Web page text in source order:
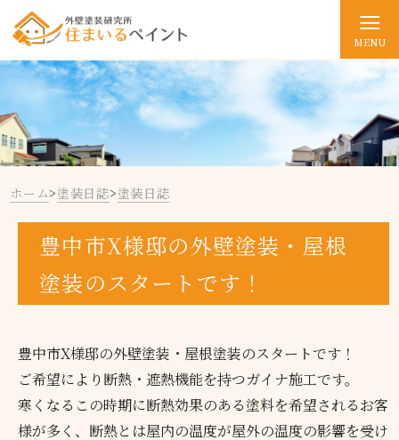
MENU
ホーム>塗装日誌>塗装日誌
豊中市X様邸の外壁塗装・屋根
塗装のスタートです！
豊中市X様邸の外壁塗装・屋根塗装のスタートです！
ご希望により断熱・遮熱機能を持つガイナ施工です。
寒くなるこの時期に断熱効果のある塗料を希望されるお客
様が多く、断熱とは屋内の温度が屋外の温度の影響を受け